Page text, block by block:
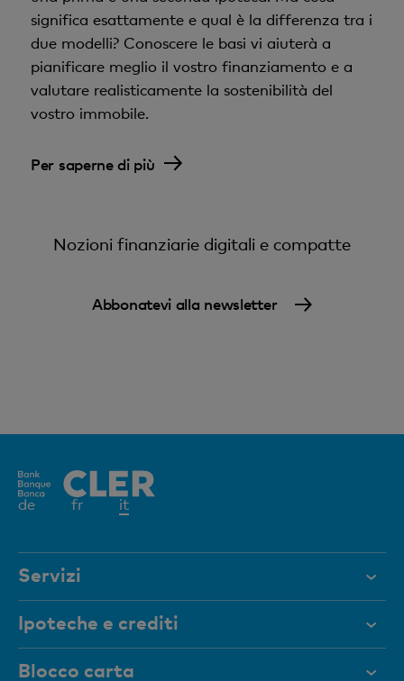
significa esattamente e qual è la differenza tra i
due modelli? Conoscere le basi vi aiuterà a
pianificare meglio il vostro finanziamento e a
valutare realisticamente la sostenibilità del
vostro immobile.
Per saperne di più
Nozioni finanziarie digitali e compatte
Abbonatevi alla newsletter
de fr itElemento
Servizi
Aiuto e contatto
Documenti
Ipoteche e crediti
Ipoteche
Blocco carta